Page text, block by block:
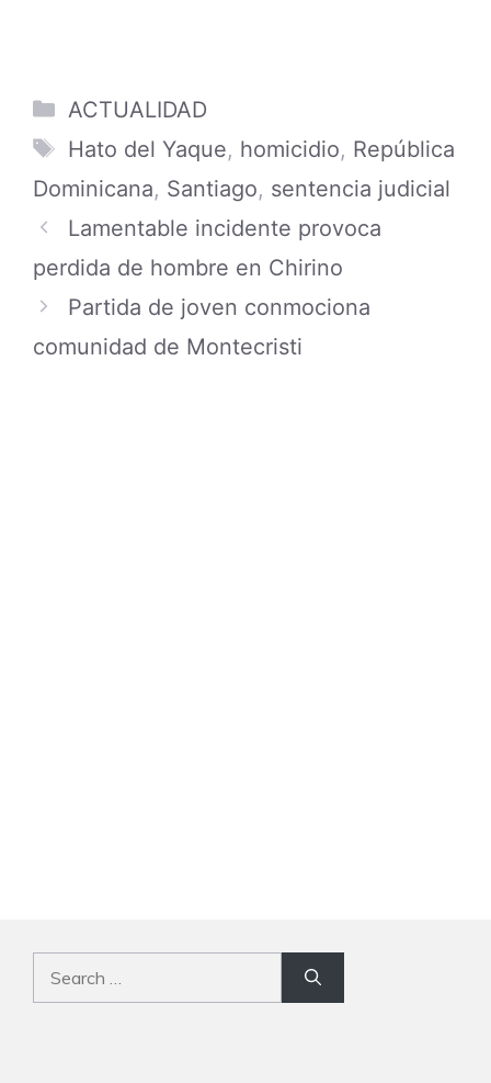
Categories
ACTUALIDAD
Tags
Hato del Yaque, homicidio, República
Dominicana, Santiago, sentencia judicial
Lamentable incidente provoca
perdida de hombre en Chirino
Partida de joven conmociona
comunidad de Montecristi
Search
for: